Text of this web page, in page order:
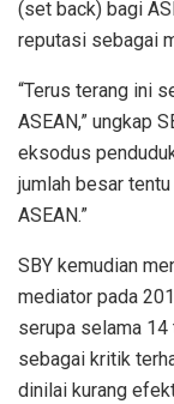
(set back) bagi
reputasi sebagai
“Terus terang ini
ASEAN,” ungkap
eksodus
jumlah besar
ASEAN.”
SBY kemudian
mediator pada
serupa selama 14
sebagai kritik
dinilai kurang